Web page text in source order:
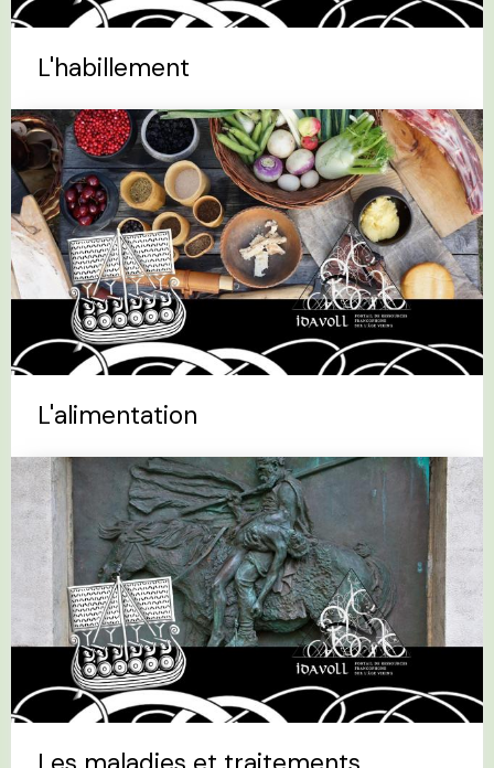
L'habillement
L'alimentation